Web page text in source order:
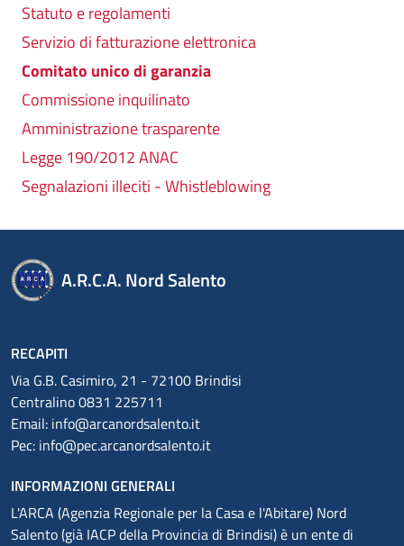
Statuto e regolamenti
Servizio di fatturazione elettronica
Comitato unico di garanzia
Commissione inquilinato
Amministrazione trasparente
Legge 190/2012 ANAC
Segnalazioni illeciti - Whistleblowing
A.R.C.A. Nord Salento
RECAPITI
Via G.B. Casimiro, 21 - 72100 Brindisi
Centralino 0831 225711
Email: info@arcanordsalento.it
Pec: info@pec.arcanordsalento.it
INFORMAZIONI GENERALI
L'ARCA (Agenzia Regionale per la Casa e l'Abitare) Nord
Salento (già IACP della Provincia di Brindisi) è un ente di